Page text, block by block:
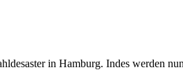
in Hamburg. Indes werden